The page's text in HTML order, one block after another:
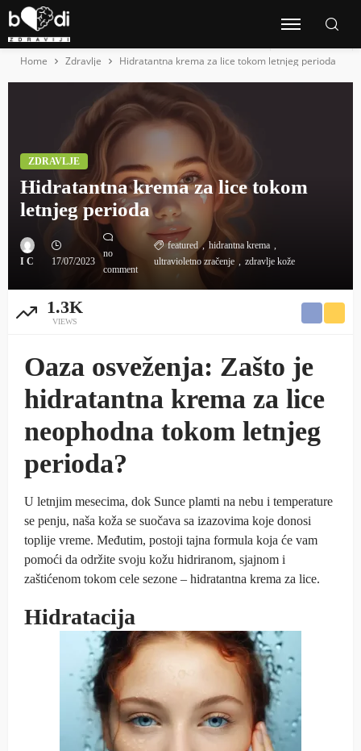
Home Zdravlje Hidratantna krema za lice tokom letnjeg perioda
ZDRAVLJE
Hidratantna krema za lice tokom
letnjeg perioda
I C 17/07/2023
no
comment
featured
hidrantna krema
ultravioletno zračenje
zdravlje kože
1.3K
VIEWS
Oaza osveženja: Zašto je
hidratantna krema za lice
neophodna tokom letnjeg
perioda?
U letnjim mesecima, dok Sunce plamti na nebu i temperature
se penju, naša koža se suočava sa izazovima koje donosi
toplije vreme. Međutim, postoji tajna formula koja će vam
pomoći da održite svoju kožu hidriranom, sjajnom i
zaštićenom tokom cele sezone – hidratantna krema za lice.
Hidratacija